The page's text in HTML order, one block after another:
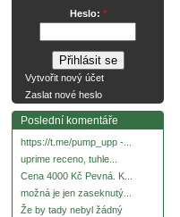
Heslo: *
Vytvořit nový účet
Zaslat nové heslo
Poslední komentáře
https://t.me/pump_upp -...
uprime receno, tuhle...
Cena 4000 Kč Pevná. K...
možná je jen zaseknutý...
Že by tady nebyl žádný